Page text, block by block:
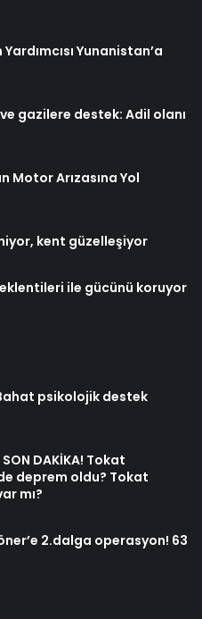
Yunanistan’a
gazilere destek: Adil olanı
Motor Arızasına Yol
kent güzelleşiyor
ile gücünü koruyor
psikolojik destek
DAKİKA! Tokat
deprem oldu? Tokat
mı?
2.dalga operasyon! 63